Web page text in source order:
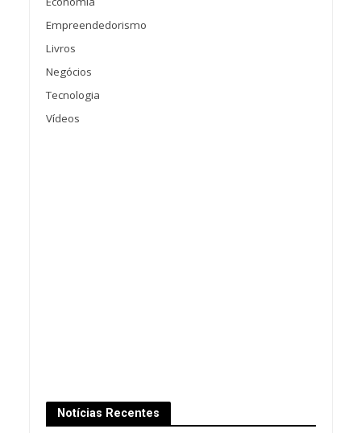
Empreendedorismo
Livros
Negócios
Tecnologia
Vídeos
Notícias Recentes